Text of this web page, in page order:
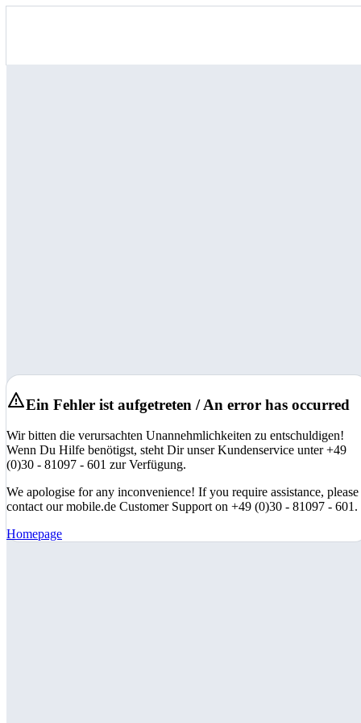
Ein Fehler ist aufgetreten / An error has occurred
Wir bitten die verursachten Unannehmlichkeiten zu entschuldigen!
Wenn Du Hilfe benötigst, steht Dir unser Kundenservice unter +49
(0)30 - 81097 - 601 zur Verfügung.
We apologise for any inconvenience! If you require assistance, please
contact our mobile.de Customer Support on +49 (0)30 - 81097 - 601.
Homepage